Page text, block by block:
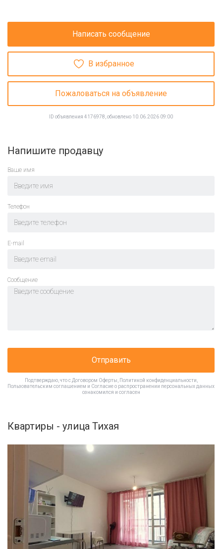
Написать сообщение
В избранное
Пожаловаться на объявление
ID объявления 4176978, обновлено 10.06.2026 09:00
Напишите продавцу
Ваше имя
Телефон
E-mail
Cообщение
Отправить
Подтверждаю, что с Договором Оферты Политикой конфиденциальности
Пользовательским соглашением и Согласие о распространении персональных данных
ознакомился и согласен
Квартиры - улица Тихая